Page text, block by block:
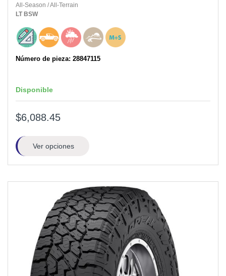
All-Season /All-Terrain
LT BSW
Número de pieza: 28847115
Disponible
$6,088.45
Ver opciones